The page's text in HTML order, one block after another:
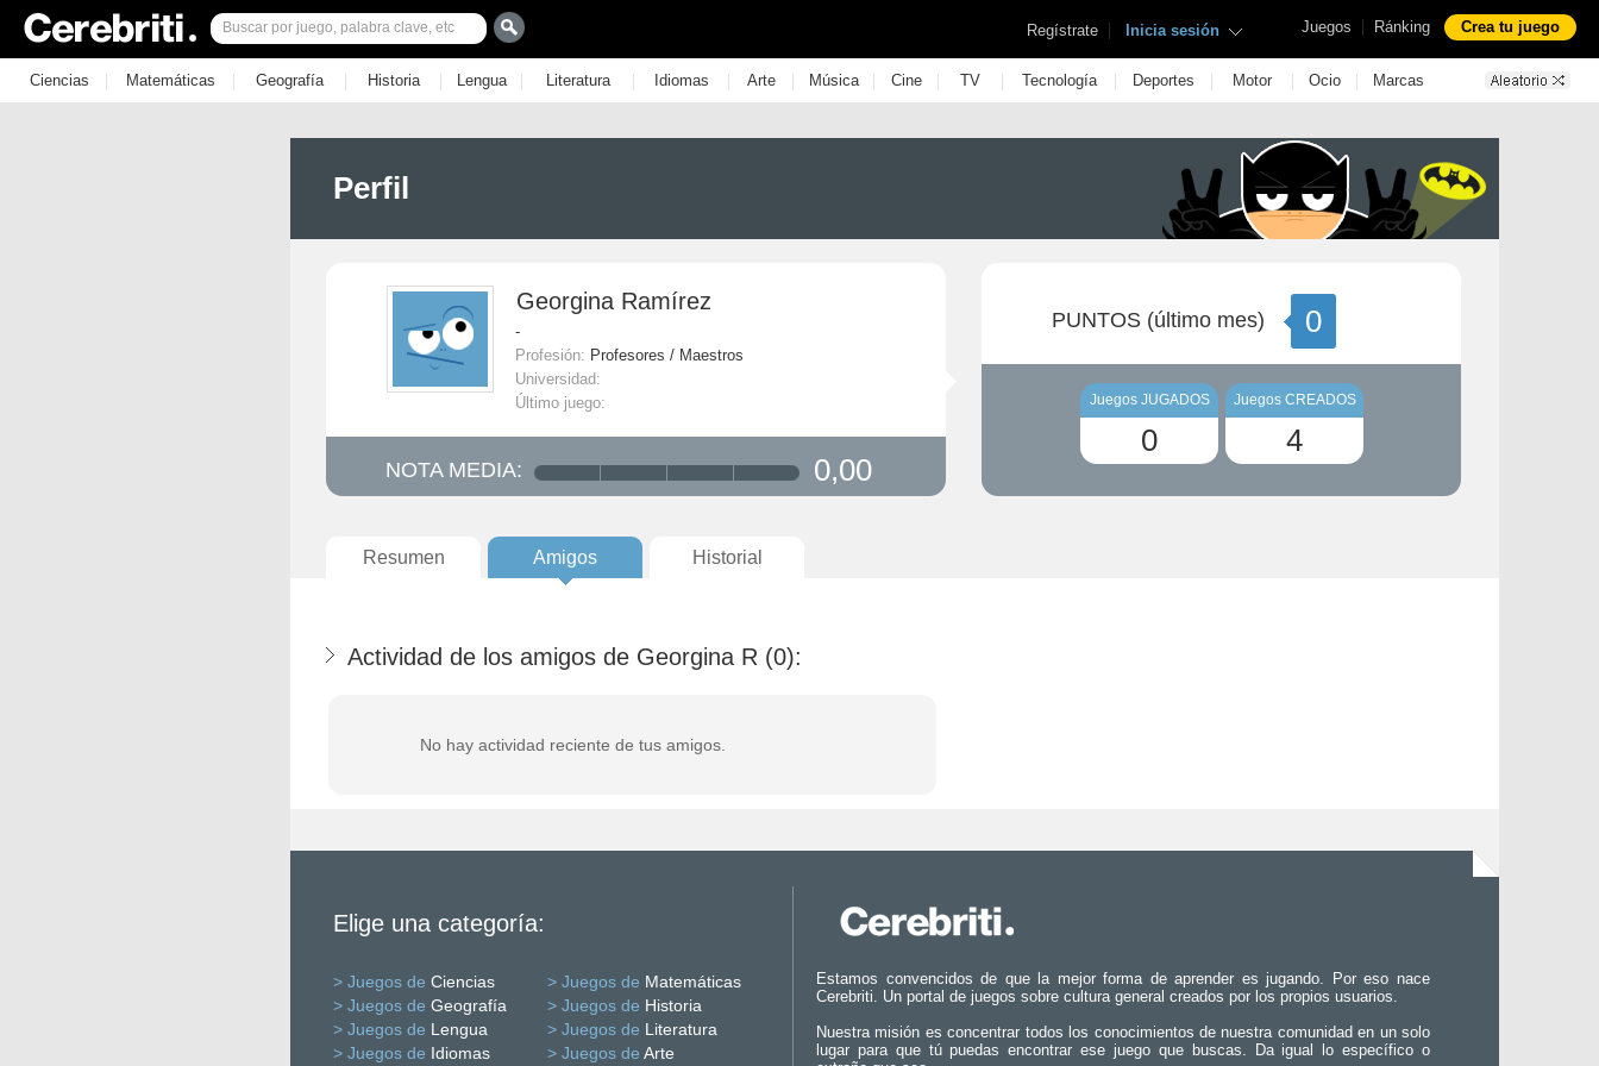
Juegos | Ránking Crea tu juego
Regístrate | Inicia sesión
Ciencias | Matemáticas | Geografía | Historia | Lengua | Literatura | Idiomas | Arte | Música | Cine | TV | Tecnología | Deportes | Motor | Ocio | Marcas
Perfil
Georgina Ramírez
-
Profesión: Profesores / Maestros
Universidad:
Último juego:
NOTA MEDIA: 0,00
PUNTOS (último mes) 0
Juegos JUGADOS
0
Juegos CREADOS
4
Resumen Amigos Historial
Actividad de los amigos de Georgina R (0):
No hay actividad reciente de tus amigos.
Elige una categoría:
> Juegos de Ciencias > Juegos de Matemáticas
> Juegos de Geografía > Juegos de Historia
> Juegos de Lengua > Juegos de Literatura
> Juegos de Idiomas > Juegos de Arte
Estamos convencidos de que la mejor forma de aprender es jugando. Por eso nace
Cerebriti. Un portal de juegos sobre cultura general creados por los propios usuarios.
Nuestra misión es concentrar todos los conocimientos de nuestra comunidad en un solo
lugar para que tú puedas encontrar ese juego que buscas. Da igual lo específico o